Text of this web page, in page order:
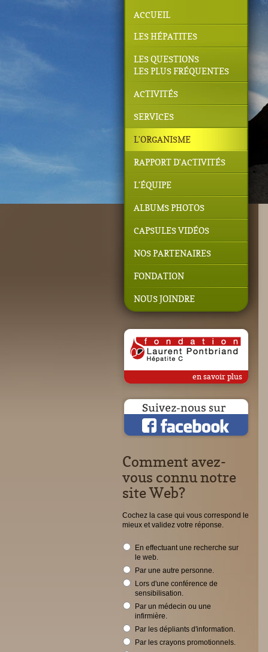
ACCUEIL
LES HÉPATITES
LES QUESTIONS
LES PLUS FRÉQUENTES
ACTIVITÉS
SERVICES
L'ORGANISME
RAPPORT D'ACTIVITÉS
L'ÉQUIPE
ALBUMS PHOTOS
CAPSULES VIDÉOS
NOS PARTENAIRES
FONDATION
NOUS JOINDRE
en savoir plus
Comment avez-
vous connu notre
site Web?
Cochez la case qui vous correspond le
mieux et validez votre réponse.
En effectuant une recherche sur
le web.
Par une autre personne.
Lors d'une conférence de
sensibilisation.
Par un médecin ou une
infirmière.
Par les dépliants d'information.
Par les crayons promotionnels.